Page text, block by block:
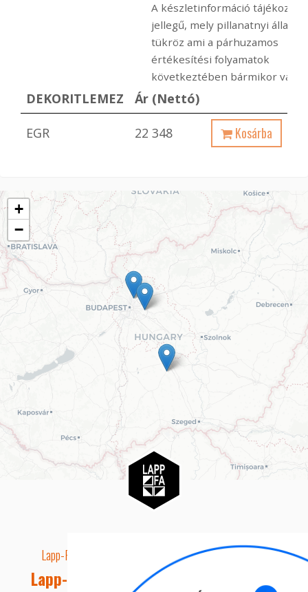
A készletinformáció
jellegű, mely pillanatnyi
tükröz ami a párhuzamos
értékesítési folyamatok
következtében bármikor
DEKORITLEMEZ Ár (Nettó)
EGR 22 348 Kosárba
+
−
Lapp-Fa EUTR technikai azonosító száma: AA5849163
Lapp-fa Kft. Webshop Ügyfélszolgálat